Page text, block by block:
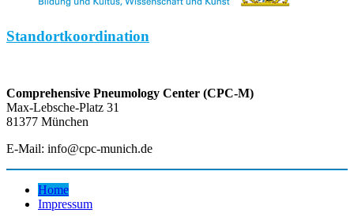
Standortkoordination
Comprehensive Pneumology Center (CPC-M)
Max-Lebsche-Platz 31
81377 München
E-Mail: info@cpc-munich.de
Home
Impressum